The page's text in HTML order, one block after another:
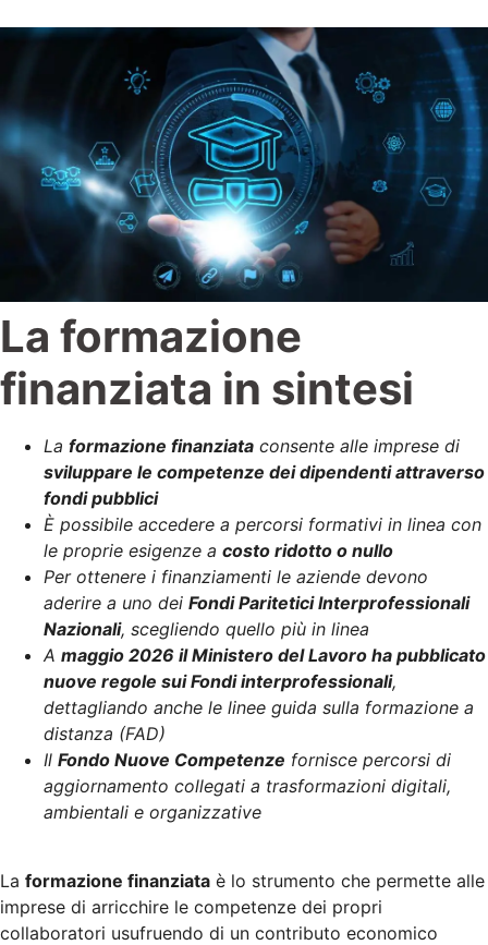
La formazione
finanziata in sintesi
La formazione finanziata consente alle imprese di
sviluppare le competenze dei dipendenti attraverso
fondi pubblici
È possibile accedere a percorsi formativi in linea con
le proprie esigenze a costo ridotto o nullo
Per ottenere i finanziamenti le aziende devono
aderire a uno dei Fondi Paritetici Interprofessionali
Nazionali, scegliendo quello più in linea
A maggio 2026 il Ministero del Lavoro ha pubblicato
nuove regole sui Fondi interprofessionali,
dettagliando anche le linee guida sulla formazione a
distanza (FAD)
Il Fondo Nuove Competenze fornisce percorsi di
aggiornamento collegati a trasformazioni digitali,
ambientali e organizzative
La formazione finanziata è lo strumento che permette alle
imprese di arricchire le competenze dei propri
collaboratori usufruendo di un contributo economico